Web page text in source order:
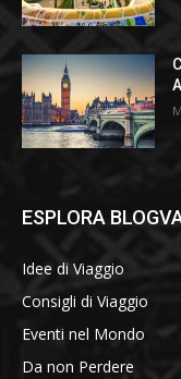
ESPLORA
Idee di Viaggio
Consigli di Viaggio
Eventi nel Mondo
Da non Perdere